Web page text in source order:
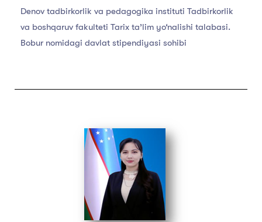
Denov tadbirkorlik va pedagogika instituti Tadbirkorlik
va boshqaruv fakulteti Tarix ta’lim yo‘nalishi talabasi.
Bobur nomidagi davlat stipendiyasi sohibi